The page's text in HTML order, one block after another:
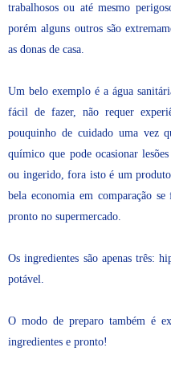
trabalhosos ou até mesmo
porém alguns outros são
as donas de casa.
Um belo exemplo é a água
fácil de fazer, não requer
pouquinho de cuidado uma vez
químico que pode ocasionar
ou ingerido, fora isto é um
bela economia em comparação
pronto no supermercado.
Os ingredientes são apenas três:
potável.
O modo de preparo também é
ingredientes e pronto!